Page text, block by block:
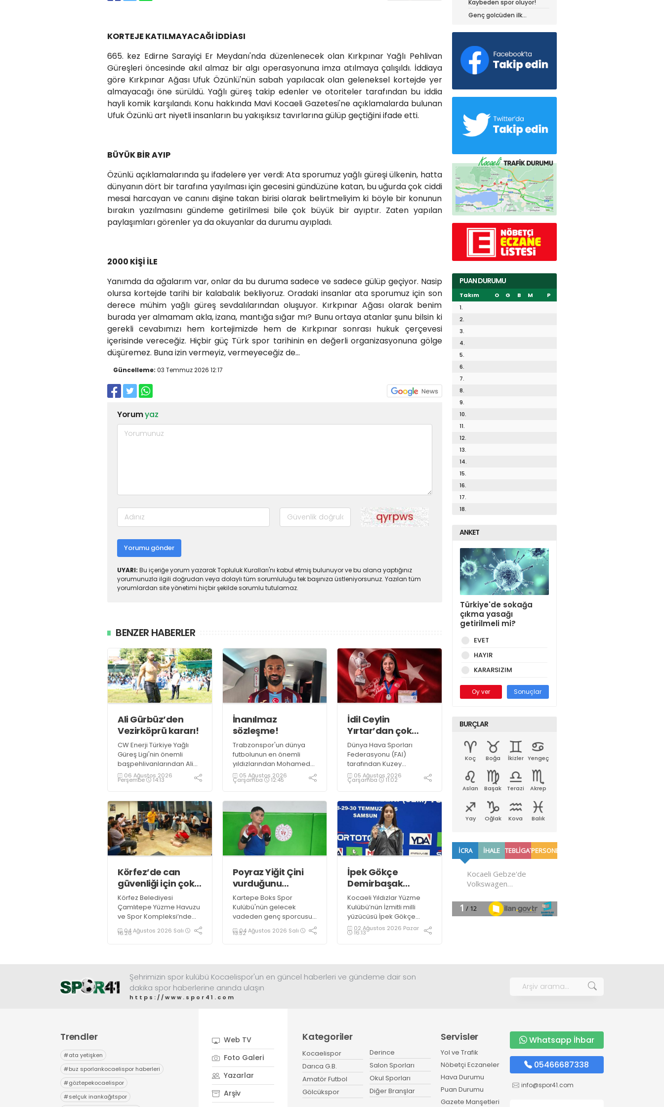
KORTEJE KATILMAYACAĞI İDDİASI
665. kez Edirne Sarayiçi Er Meydanı'nda düzenlenecek olan Kırkpınar Yağlı Pehlivan
Güreşleri öncesinde akıl almaz bir algı operasyonuna imza atılmaya çalışıldı. İddiaya
göre Kırkpınar Ağası Ufuk Özünlü'nün sabah yapılacak olan geleneksel kortejde yer
almayacağı öne sürüldü. Yağlı güreş takip edenler ve otoriteler tarafından bu iddia
hayli komik karşılandı. Konu hakkında Mavi Kocaeli Gazetesi'ne açıklamalarda bulunan
Ufuk Özünlü art niyetli insanların bu yakışıksız tavırlarına gülüp geçtiğini ifade etti.
BÜYÜK BİR AYIP
Özünlü açıklamalarında şu ifadelere yer verdi: Ata sporumuz yağlı güreşi ülkenin, hatta
dünyanın dört bir tarafına yayılması için gecesini gündüzüne katan, bu uğurda çok ciddi
mesai harcayan ve canını dişine takan birisi olarak belirtmeliyim ki böyle bir konunun
bırakın yazılmasını gündeme getirilmesi bile çok büyük bir ayıptır. Zaten yapılan
paylaşımları görenler ya da okuyanlar da durumu ayıpladı.
2000 KİŞİ İLE
Yanımda da ağalarım var, onlar da bu duruma sadece ve sadece gülüp geçiyor. Nasip
olursa kortejde tarihi bir kalabalık bekliyoruz. Oradaki insanlar ata sporumuz için son
derece mühim yağlı güreş sevdalılarından oluşuyor. Kırkpınar Ağası olarak benim
burada yer almamam akla, izana, mantığa sığar mı? Bunu ortaya atanlar şunu bilsin ki
gerekli cevabımızı hem kortejimizde hem de Kırkpınar sonrası hukuk çerçevesi
içerisinde vereceğiz. Hiçbir güç Türk spor tarihinin en değerli organizasyonuna gölge
düşüremez. Buna izin vermeyiz, vermeyeceğiz de...
Güncelleme: 03 Temmuz 2026 12:17
Yorumyaz
Yorumu gönder
UYARI: Bu içeriğe yorum yazarak Topluluk Kuralları'nı kabul etmiş bulunuyor ve bu alana yaptığınız
yorumunuzla ilgili doğrudan veya dolaylı tüm sorumluluğu tek başınıza üstleniyorsunuz. Yazılan tüm
yorumlardan site yönetimi hiçbir şekilde sorumlu tutulamaz.
BENZER HABERLER
Ali Gürbüz’den
Vezirköprü kararı!
CW Enerji Türkiye Yağlı
Güreş Ligi'nin önemli
başpehlivanlarından Ali
Gürbüz, Samsun
Vezirköprü'de
Güreşleri'nde er
meydanına çıkmayacak.
06 Ağustos 2026
Perşembe 14:13
İnanılmaz
sözleşme!
Trabzonspor'un dünya
futbolunun en önemli
yıldızlarından Mohamed
Salah ile anlaşmaya
vardı.
05 Ağustos 2026
Çarşamba 12:45
İdil Ceylin
Yırtar’dan çok
büyük başarı
Dünya Hava Sporları
Federasyonu (FAI)
tarafından Kuzey
Makedonya’nın Prilep
kentinde düzenlenen
Şampiyonası’nda ülkemizi
temsil eden millî
sporcumuz İdil Ceylin
YIRTAR, büyük bir başarıya
imza atarak Dünya ikincisi
oldu.
05 Ağustos 2026
Çarşamba 11:02
Körfez’de can
güvenliği için çok
önemli eğitim
Körfez Belediyesi
Çamlıtepe Yüzme Havuzu
ve Spor Kompleksi’nde
görev yapan antrenörler,
"Bronz Cankurtaranlık
04 Ağustos 2026 Salı
16:26
Poyraz Yiğit Çini
vurduğunu
indiriyor!
Kartepe Boks Spor
Kulübü'nün gelecek
vadeden genç sporcusu
Poyraz Yiğit Çini, 2027
Türkiye Boks Şampiyonası
04 Ağustos 2026 Salı
13:52
İpek Gökçe
Demirbaşak
gururumuz oldu!
Kocaeli Yıldızlar Yüzme
Kulübü’nün İzmitli milli
yüzücüsü İpek Gökçe
Demirbaşak 14 yaşında
olmasına rağmen müthiş
02 Ağustos 2026 Pazar
16:13
dedi!
Kaybeden spor oluyor!
Genç golcüden ilk
PUAN DURUMU
Takım O G B M
P
1.
2.
3.
4.
5.
6.
7.
8.
9.
10.
11.
12.
13.
14.
15.
16.
17.
18.
ANKET
Türkiye'de sokağa
çıkma yasağı
getirilmeli mi?
EVET
HAYIR
KARARSIZIM
Oy ver Sonuçlar
BURÇLAR
Koç Boğa İkizler Yengeç
Aslan Başak Terazi Akrep
Yay Oğlak Kova Balık
Şehrimizin spor kulübü Kocaelispor'un en güncel haberleri ve gündeme dair son
dakika spor haberlerine anında ulaşın
https://www.spor41.com
Trendler
#ata yetişken
#buz sporlarıkocaelispor haberleri
#göztepekocaelispor
#selçuk inankağıtspor
Web TV
Foto Galeri
Yazarlar
Arşiv
Kategoriler
Kocaelispor
Darıca G.B.
Amatör Futbol
Gölcükspor
Derince
Salon Sporları
Okul Sporları
Diğer Branşlar
Servisler
Yol ve Trafik
Nöbetçi Eczaneler
Hava Durumu
Puan Durumu
Gazete Manşetleri
Whatsapp İhbar
05466687338
info@spor41.com